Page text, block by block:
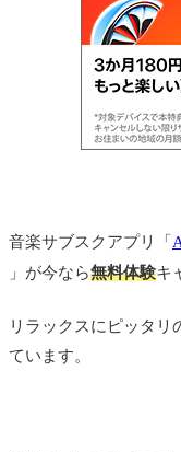
11Energy
14三線
17you&i
音楽サブスクアプリ「
」が今なら無料体験キ
リラックスにピッタリ
ています。